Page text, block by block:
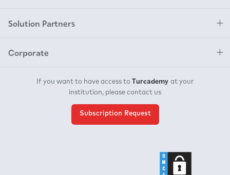
Solution Partners
Corporate
If you want to have access to Turcademy at your
institution, please contact us
Subscription Request